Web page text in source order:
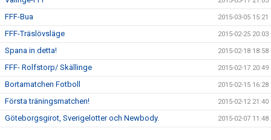
FFF-Bua 2015-03-05 15:21
FFF-Träslövsläge 2015-02-25 20:03
Spana in detta! 2015-02-18 18:58
FFF- Rolfstorp/ Skällinge 2015-02-17 20:49
Bortamatchen Fotboll 2015-02-15 16:28
Första träningsmatchen! 2015-02-12 21:40
Göteborgsgirot, Sverigelotter och Newbody. 2015-02-07 11:48